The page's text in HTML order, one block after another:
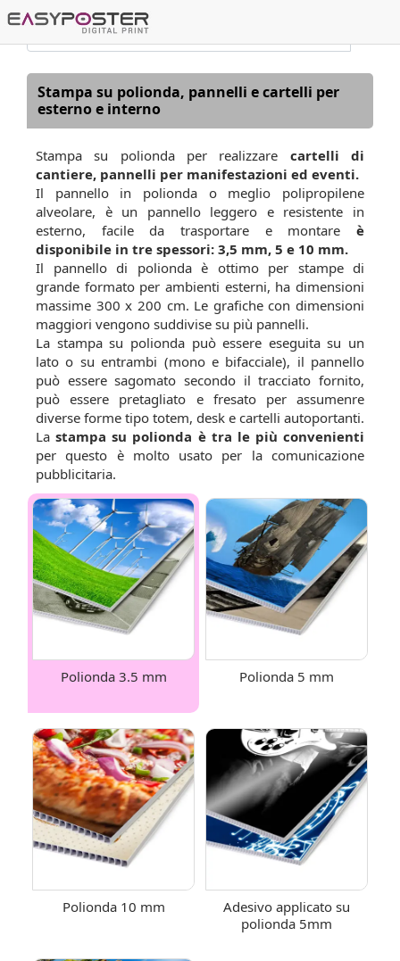
Stampa su polionda, pannelli e cartelli per
esterno e interno
Stampa su polionda per realizzare cartelli di
cantiere, pannelli per manifestazioni ed eventi.
Il pannello in polionda o meglio polipropilene
alveolare, è un pannello leggero e resistente in
esterno, facile da trasportare e montare è
disponibile in tre spessori: 3,5 mm, 5 e 10 mm.
Il pannello di polionda è ottimo per stampe di
grande formato per ambienti esterni, ha dimensioni
massime 300 x 200 cm. Le grafiche con dimensioni
maggiori vengono suddivise su più pannelli.
La stampa su polionda può essere eseguita su un
lato o su entrambi (mono e bifacciale), il pannello
può essere sagomato secondo il tracciato fornito,
può essere pretagliato e fresato per assumenre
diverse forme tipo totem, desk e cartelli autoportanti.
Lastampa su polionda è tra le più convenienti
per questo è molto usato per la comunicazione
pubblicitaria.
Polionda 3.5 mm Polionda 5 mm
Polionda 10 mm
Adesivo applicato su
polionda 5mm